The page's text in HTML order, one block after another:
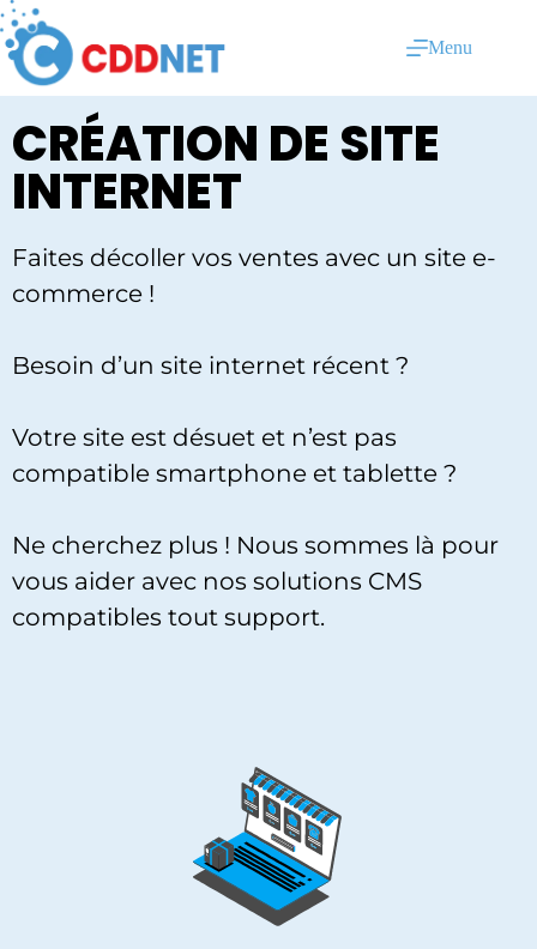
Menu
CRÉATION DE SITE
INTERNET
Faites décoller vos ventes avec un site e-
commerce !
Besoin d’un site internet récent ?
Votre site est désuet et n’est pas
compatible smartphone et tablette ?
Ne cherchez plus ! Nous sommes là pour
vous aider avec nos solutions CMS
compatibles tout support.